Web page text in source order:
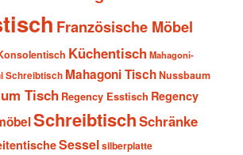
Französische Möbel
Küchentisch Mahagoni-
Schreibtisch Mahagoni TischNussbaum
Tisch Regency Esstisch Regency
SchreibtischSchränke
Sesselsilberplatte